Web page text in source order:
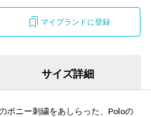
マイブランドに登録
サイズ詳細
ポニー刺繍をあしらった、Poloの